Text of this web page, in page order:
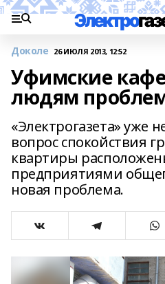
Доколе 26 ИЮЛЯ 2013, 12:52
Уфимские
людям
«Электрогазета» уже
вопрос спокойствия
квартиры
предприятиями
новая проблема.